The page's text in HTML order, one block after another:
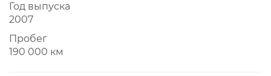
Год выпуска
2007
Пробег
190 000 км